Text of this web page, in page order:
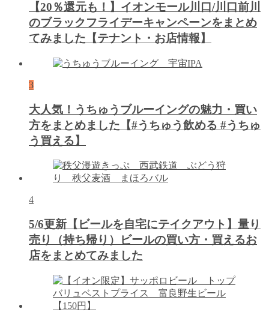
【20％還元も！】イオンモール川口/川口前川
のブラックフライデーキャンペーンをまとめ
てみました【テナント・お店情報】
3
大人気！うちゅうブルーイングの魅力・買い
方をまとめました【#うちゅう飲める #うちゅ
う買える】
4
5/6更新【ビールを自宅にテイクアウト】量り
売り（持ち帰り）ビールの買い方・買えるお
店をまとめてみました